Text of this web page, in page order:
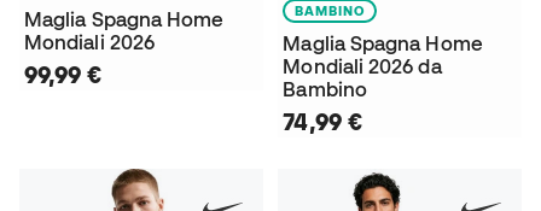
Maglia Spagna Home
Mondiali 2026
99,99 €
BAMBINO
Maglia Spagna Home
Mondiali 2026 da
Bambino
74,99 €